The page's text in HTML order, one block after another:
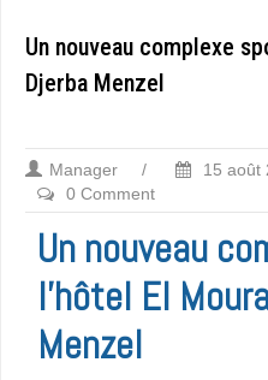
Un nouveau complexe
Djerba Menzel
Manager / 15 août
0 Comment
Un nouveau
l’hôtel El
Menzel